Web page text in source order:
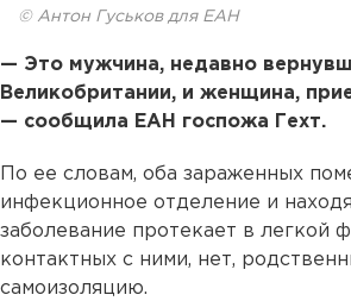
© Антон Гуськов для ЕАН
— Это мужчина, недавно
Великобритании, и женщина,
— сообщила ЕАН госпожа Гехт.
По ее словам, оба зараженных
инфекционное отделение и
заболевание протекает в легкой
контактных с ними, нет,
самоизоляцию.